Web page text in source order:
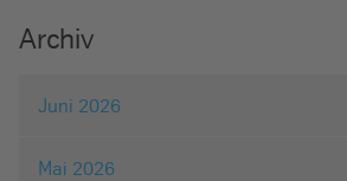
Archiv
Juni 2026
Mai 2026